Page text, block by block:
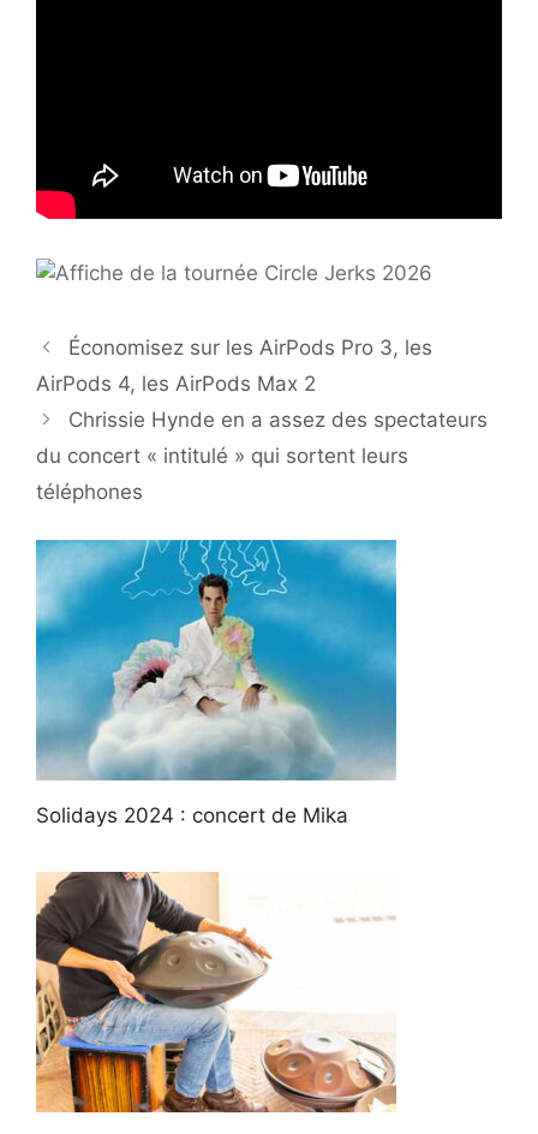
Économisez sur les AirPods Pro 3, les
AirPods 4, les AirPods Max 2
Chrissie Hynde en a assez des spectateurs
du concert « intitulé » qui sortent leurs
téléphones
Solidays 2024 : concert de Mika